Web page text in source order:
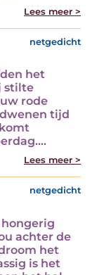
Lees meer >
netgedicht
het
stilte
rode
tijd
Lees meer >
netgedicht
hongerig
achter de
het
is het